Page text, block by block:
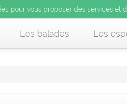
pour vous proposer des
Les balades Les
pour vous proposer des services et
vous proposer des services